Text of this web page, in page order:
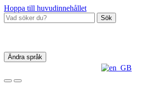
Hoppa till huvudinnehållet
Sök
Ändra språk